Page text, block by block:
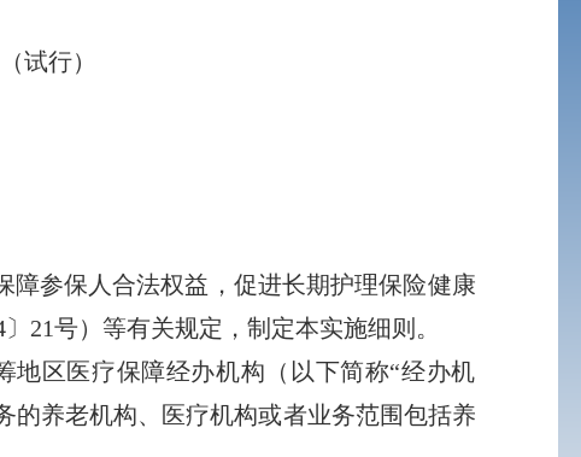
试行）
参保人合法权益，促进长期护理保险健康
21号）等有关规定，制定本实施细则。
区医疗保障经办机构（以下简称“经办机
的养老机构、医疗机构或者业务范围包括养